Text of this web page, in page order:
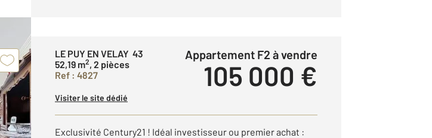
LE PUY EN VELAY 43
52,19 m2, 2 pièces
Ref : 4827
Appartement F2 à vendre
105 000 €
Visiter le site dédié
Exclusivité Century21 ! Idéal investisseur ou premier achat :